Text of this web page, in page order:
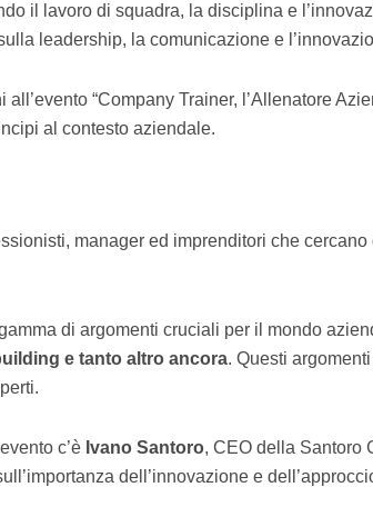
il lavoro di squadra, la disciplina e
leadership, la comunicazione e
“Company Trainer, l’Allenatore
al contesto aziendale.
manager ed imprenditori che
di argomenti cruciali per il mondo
e tanto altro ancora. Questi
c’è Ivano Santoro, CEO della Santoro
dell’innovazione e